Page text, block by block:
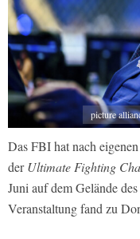
picture
Das FBI hat nach
derUltimate Fighting
Juni auf dem Gelände
Veranstaltung fand zu